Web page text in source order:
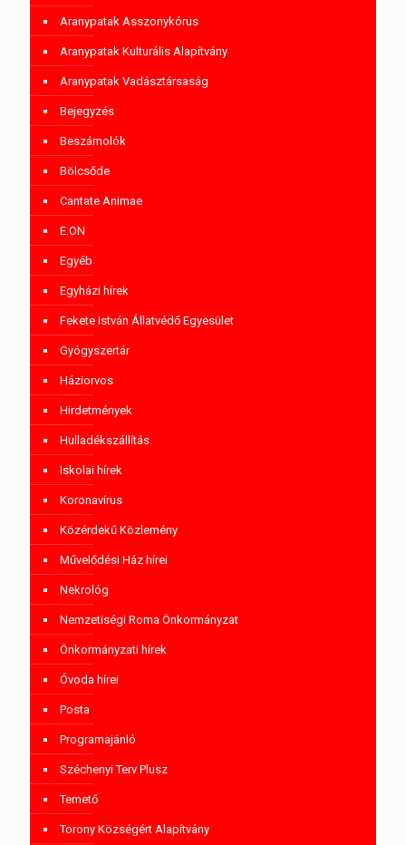
Aranypatak Asszonykórus
Aranypatak Kulturális Alapítvány
Aranypatak Vadásztársaság
Bejegyzés
Beszámolók
Bölcsőde
Cantate Animae
E.ON
Egyéb
Egyházi hírek
Fekete István Állatvédő Egyesület
Gyógyszertár
Háziorvos
Hirdetmények
Hulladékszállítás
Iskolai hírek
Koronavírus
Közérdekű Közlemény
Művelődési Ház hírei
Nekrológ
Nemzetiségi Roma Önkormányzat
Önkormányzati hírek
Óvoda hírei
Posta
Programajánló
Széchenyi Terv Plusz
Temető
Torony Községért Alapítvány